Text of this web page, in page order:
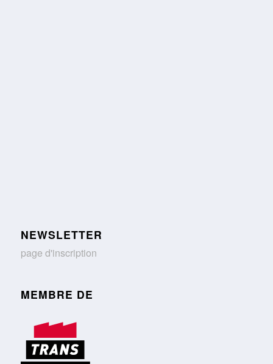
NEWSLETTER
page d'inscription
MEMBRE DE